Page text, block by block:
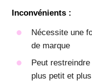
Inconvénients :
Nécessite une
de marque
Peut
plus petit et